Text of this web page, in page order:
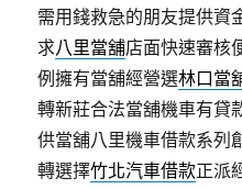
需用錢救急的朋友提供資
求八里當舖店面快速審核
例擁有當舖經營選林口當
轉新莊合法當舖機車有貸
供當舖八里機車借款系列
轉選擇竹北汽車借款正派